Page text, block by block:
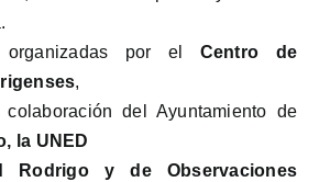
por el
Centro de
,
del Ayuntamiento de
la UNED
Rodrigo y de Observaciones